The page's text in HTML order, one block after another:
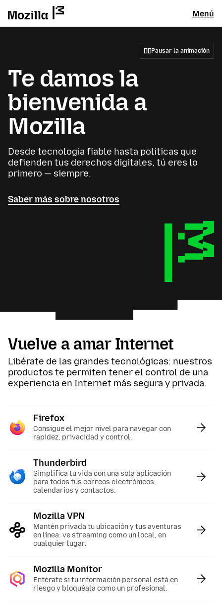
Menú
Pausar la animación
Te damos la
bienvenida a
Mozilla
Desde tecnología fiable hasta políticas que
defienden tus derechos digitales, tú eres lo
primero — siempre.
Saber más sobre nosotros
Vuelve a amar Internet
Libérate de las grandes tecnológicas: nuestros
productos te permiten tener el control de una
experiencia en Internet más segura y privada.
Firefox
Consigue el mejor nivel para navegar con
rapidez, privacidad y control.
Thunderbird
Simplifica tu vida con una sola aplicación
para todos tus correos electrónicos,
calendarios y contactos.
Mozilla VPN
Mantén privada tu ubicación y tus aventuras
en línea: ve streaming como un local, en
cualquier lugar.
Mozilla Monitor
Entérate si tu información personal está en
riesgo y bloquéala como un profesional.